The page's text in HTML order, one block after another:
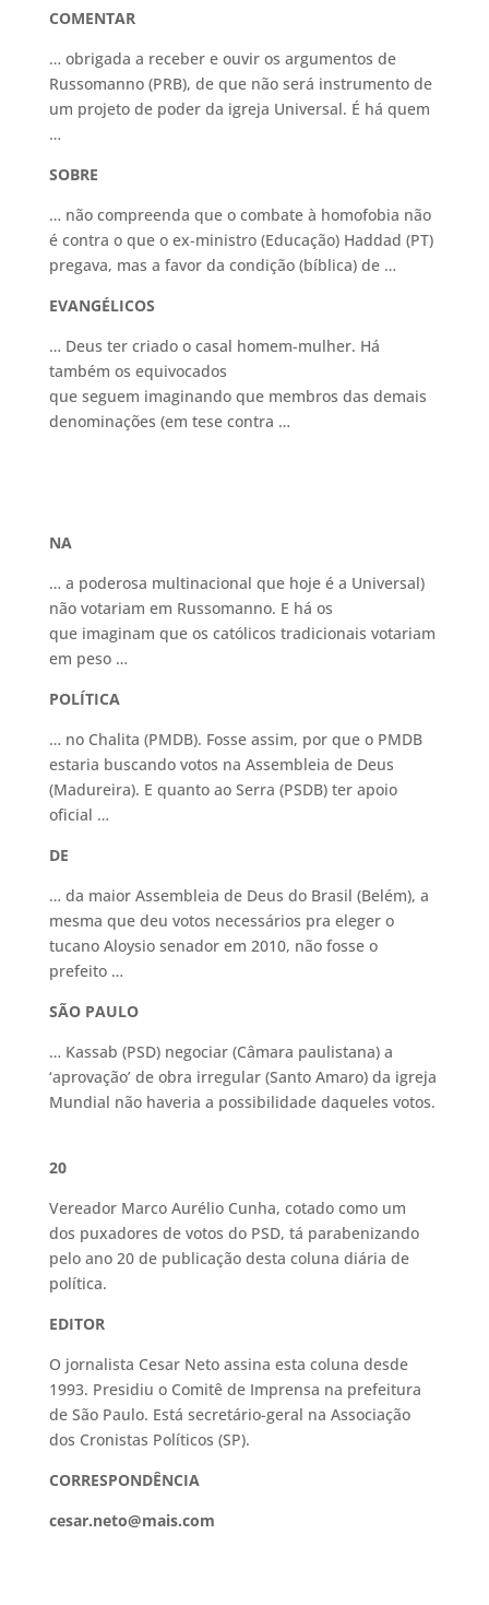
COMENTAR
… obrigada a receber e ouvir os argumentos de
Russomanno (PRB), de que não será instrumento de
um projeto de poder da igreja Universal. É há quem
…
SOBRE
… não compreenda que o combate à homofobia não
é contra o que o ex-ministro (Educação) Haddad (PT)
pregava, mas a favor da condição (bíblica) de …
EVANGÉLICOS
… Deus ter criado o casal homem-mulher. Há
também os equivocados
que seguem imaginando que membros das demais
denominações (em tese contra …
NA
… a poderosa multinacional que hoje é a Universal)
não votariam em Russomanno. E há os
que imaginam que os católicos tradicionais votariam
em peso …
POLÍTICA
… no Chalita (PMDB). Fosse assim, por que o PMDB
estaria buscando votos na Assembleia de Deus
(Madureira). E quanto ao Serra (PSDB) ter apoio
oficial …
DE
… da maior Assembleia de Deus do Brasil (Belém), a
mesma que deu votos necessários pra eleger o
tucano Aloysio senador em 2010, não fosse o
prefeito …
SÃO PAULO
… Kassab (PSD) negociar (Câmara paulistana) a
‘aprovação’ de obra irregular (Santo Amaro) da igreja
Mundial não haveria a possibilidade daqueles votos.
20
Vereador Marco Aurélio Cunha, cotado como um
dos puxadores de votos do PSD, tá parabenizando
pelo ano 20 de publicação desta coluna diária de
política.
EDITOR
O jornalista Cesar Neto assina esta coluna desde
1993. Presidiu o Comitê de Imprensa na prefeitura
de São Paulo. Está secretário-geral na Associação
dos Cronistas Políticos (SP).
CORRESPONDÊNCIA
cesar.neto@mais.com